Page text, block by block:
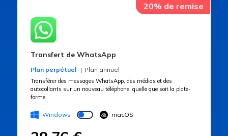
20% de remise
Transfert de WhatsApp
Plan perpétuel Plan annuel
Transférer des messages WhatsApp, des médias et des
autocollants sur un nouveau téléphone, quelle que soit la plate-
forme.
Windows macOS